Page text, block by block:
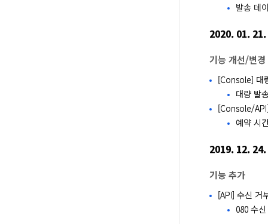
발송 데
2020. 01. 21.
기능 개선/변경
[Console] 대
대량 발
[Console/
예약 시
2019. 12. 24.
기능 추가
[API] 수신 거
080 수